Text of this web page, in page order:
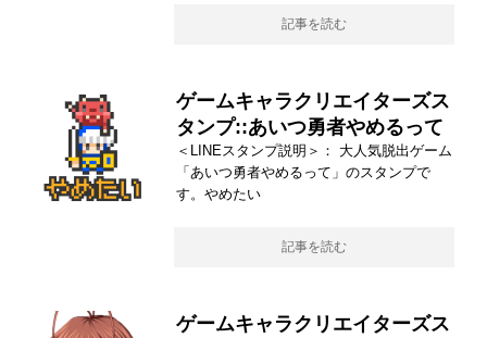
記事を読む
ゲームキャラクリエイターズス
タンプ::あいつ勇者やめるって
＜LINEスタンプ説明＞： 大人気脱出ゲーム
「あいつ勇者やめるって」のスタンプで
す。やめたい
記事を読む
ゲームキャラクリエイターズス